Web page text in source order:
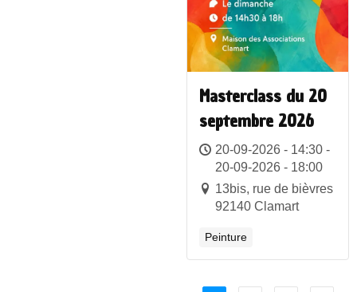
Masterclass du 20
septembre 2026
20-09-2026 - 14:30 -
20-09-2026 - 18:00
13bis, rue de bièvres
92140 Clamart
Peinture